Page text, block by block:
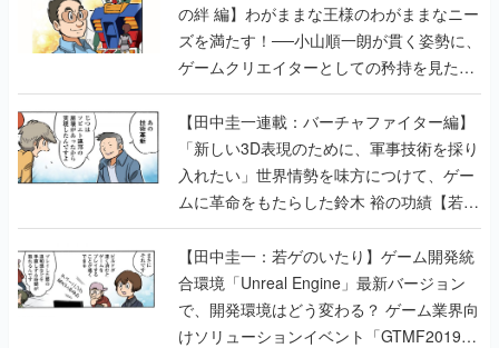
の絆 編】わがままな王様のわがままなニー
ズを満たす！──小山順一朗が貫く姿勢に、
ゲームクリエイターとしての矜持を見た
【若ゲのいたり最終回】
【田中圭一連載：バーチャファイター編】
「新しい3D表現のために、軍事技術を採り
入れたい」世界情勢を味方につけて、ゲー
ムに革命をもたらした鈴木 裕の功績【若ゲ
のいたり】
【田中圭一：若ゲのいたり】ゲーム開発統
合環境「Unreal Engine」最新バージョン
で、開発環境はどう変わる？ ゲーム業界向
けソリューションイベント「GTMF2019」